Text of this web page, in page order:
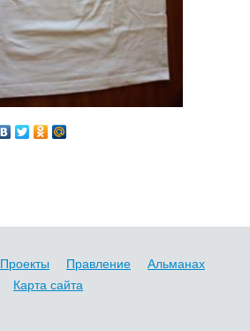
Проекты Правление
Альманах
Карта сайта